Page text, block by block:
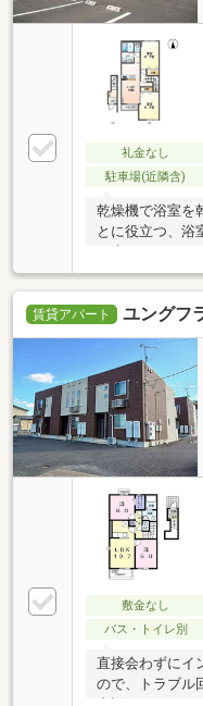
礼金なし
駐車場(近隣含)
乾燥機で浴室を
とに役立つ、浴
が来
賃貸アパート ユングフ
敷金なし
バス・トイレ別
直接会わずにイ
ので、トラブル